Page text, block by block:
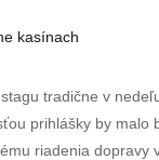
kasínach
tradične v
prihlášky by
riadenia